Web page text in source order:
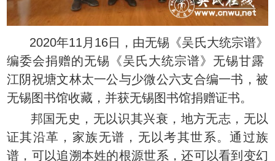
2020年11月16日，由无锡《吴氏大统宗谱》
编委会捐赠的无锡《吴氏大统宗谱》无锡甘露
江阴祝塘文林太一公与少微公六支合编一书，被
无锡图书馆收藏，并获无锡图书馆捐赠证书。
邦国无史，无以识其兴衰，地方无志，无以
证其沿革，家族无谱，无以考其世系。通过族
谱，可以追溯本姓的根源世系，还可以看到变幻